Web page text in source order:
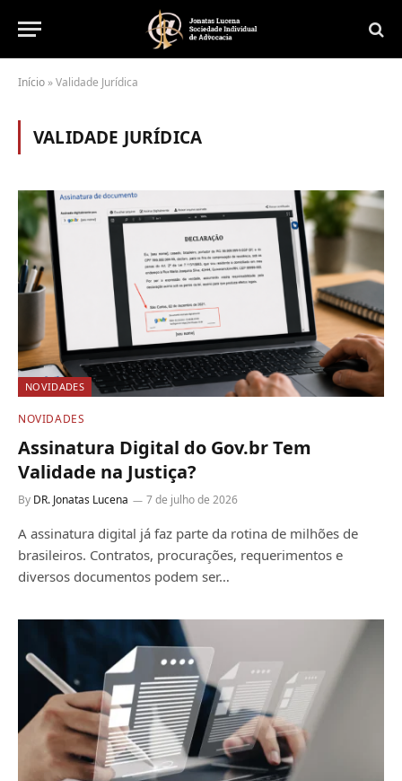
Início »Validade Jurídica
VALIDADE JURÍDICA
NOVIDADES
NOVIDADES
Assinatura Digital do Gov.br Tem
Validade na Justiça?
By DR. Jonatas Lucena 7 de julho de 2026
A assinatura digital já faz parte da rotina de milhões de
brasileiros. Contratos, procurações, requerimentos e
diversos documentos podem ser…